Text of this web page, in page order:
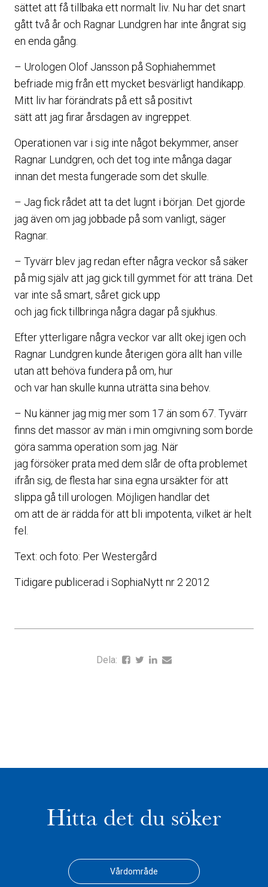
sättet att få tillbaka ett normalt liv. Nu har det snart
gått två år och Ragnar Lundgren har inte ångrat sig
en enda gång.
– Urologen Olof Jansson på Sophiahemmet
befriade mig från ett mycket besvärligt handikapp.
Mitt liv har förändrats på ett så positivt
sätt att jag firar årsdagen av ingreppet.
Operationen var i sig inte något bekymmer, anser
Ragnar Lundgren, och det tog inte många dagar
innan det mesta fungerade som det skulle.
– Jag fick rådet att ta det lugnt i början. Det gjorde
jag även om jag jobbade på som vanligt, säger
Ragnar.
– Tyvärr blev jag redan efter några veckor så säker
på mig själv att jag gick till gymmet för att träna. Det
var inte så smart, såret gick upp
och jag fick tillbringa några dagar på sjukhus.
Efter ytterligare några veckor var allt okej igen och
Ragnar Lundgren kunde återigen göra allt han ville
utan att behöva fundera på om, hur
och var han skulle kunna uträtta sina behov.
– Nu känner jag mig mer som 17 än som 67. Tyvärr
finns det massor av män i min omgivning som borde
göra samma operation som jag. När
jag försöker prata med dem slår de ofta problemet
ifrån sig, de flesta har sina egna ursäkter för att
slippa gå till urologen. Möjligen handlar det
om att de är rädda för att bli impotenta, vilket är helt
fel.
Text: och foto: Per Westergård
Tidigare publicerad i SophiaNytt nr 2 2012
Dela:
Hitta det du söker
Vårdområde